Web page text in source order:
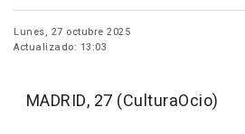
Lunes, 27 octubre 2025
Actualizado: 13:03
MADRID, 27 (CulturaOcio)